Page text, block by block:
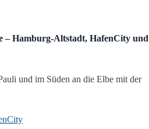
– Hamburg-Altstadt, HafenCity und
und im Süden an die Elbe mit der